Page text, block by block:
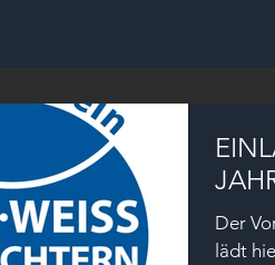
Der
lädt